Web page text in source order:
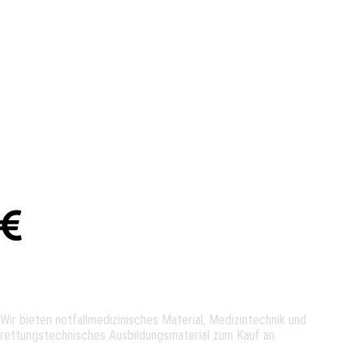
Wir bieten notfallmedizinisches Material, Medizintechnik und
rettungstechnisches Ausbildungsmaterial zum Kauf an.